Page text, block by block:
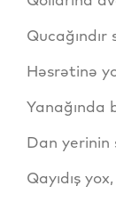
Həsrətinə
Yanağında
Dan yerinin
Qayıdış